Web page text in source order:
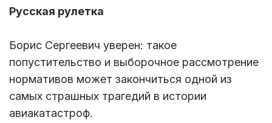
Русская рулетка
Борис Сергеевич уверен: такое
попустительство и выборочное рассмотрение
нормативов может закончиться одной из
самых страшных трагедий в истории
авиакатастроф.